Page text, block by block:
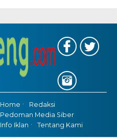
Home
Redaksi
Pedoman Media Siber
Info Iklan
Tentang Kami